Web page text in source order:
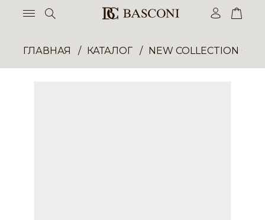
ГЛАВНАЯ КАТАЛОГ NEW COLLECTION